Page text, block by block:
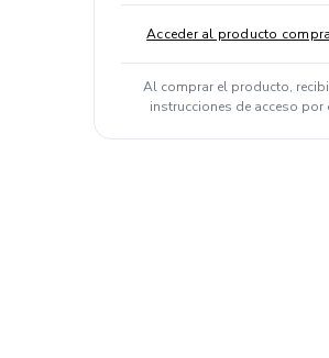
Acceder al producto
Al comprar el producto,
instrucciones de acceso por